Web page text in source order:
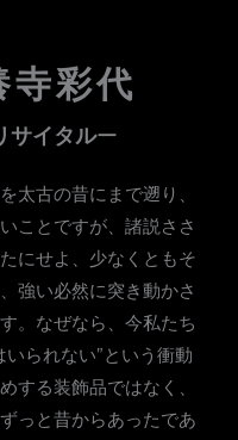
寺彩代
サイタルー
太古の昔にまで遡り、
ことですが、諸説ささ
にせよ、少なくともそ
強い必然に突き動かさ
。なぜなら、今私たち
られない”という衝動
する装飾品ではなく、
っと昔からあったであ